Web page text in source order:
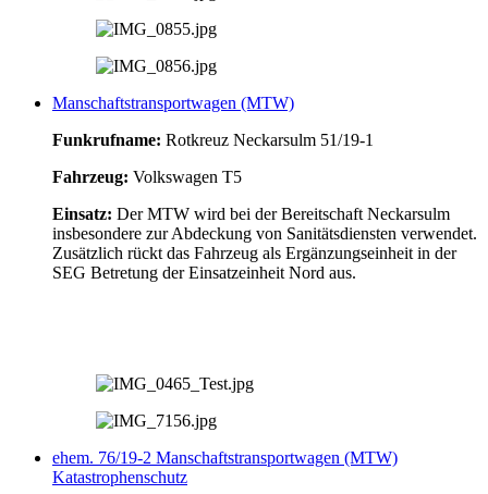
Manschaftstransportwagen (MTW)
Funkrufname: Rotkreuz Neckarsulm 51/19-1
Fahrzeug: Volkswagen T5
Einsatz: Der MTW wird bei der Bereitschaft Neckarsulm
insbesondere zur Abdeckung von Sanitätsdiensten verwendet.
Zusätzlich rückt das Fahrzeug als Ergänzungseinheit in der
SEG Betretung der Einsatzeinheit Nord aus.
ehem. 76/19-2 Manschaftstransportwagen (MTW)
Katastrophenschutz